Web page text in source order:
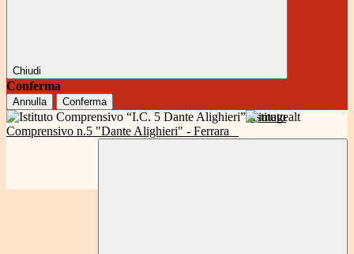
Chiudi
Conferma
Annulla Conferma
Istituto
Comprensivo n.5 "Dante Alighieri" - Ferrara